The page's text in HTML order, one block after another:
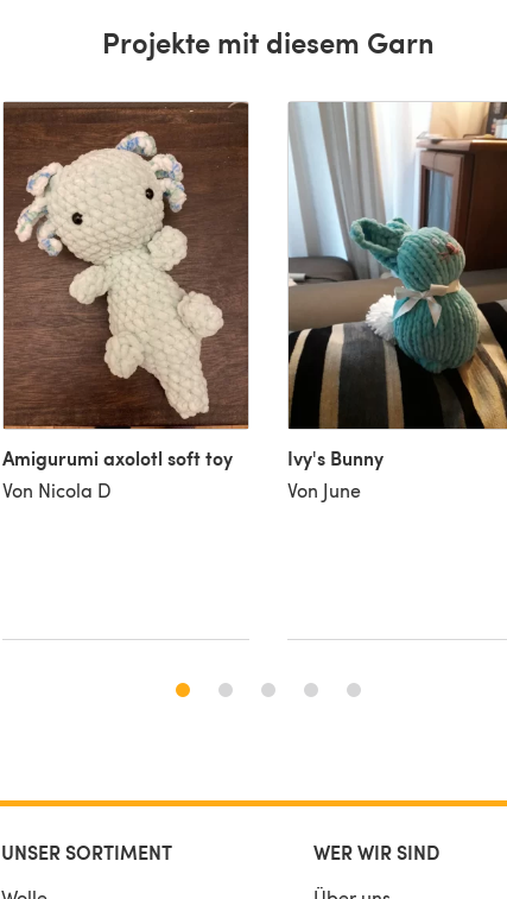
Projekte mit diesem Garn
Amigurumi axolotl soft toy
Von Nicola D
Ivy's Bunny
Von June
UNSER SORTIMENT WER WIR SIND